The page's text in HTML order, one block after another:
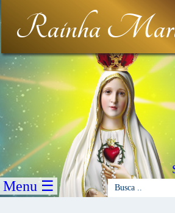
Rainha
Menu ☰